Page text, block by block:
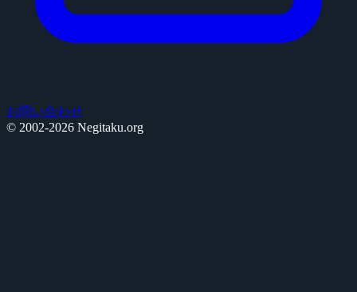
お問い合わせ
© 2002-2026 Negitaku.org